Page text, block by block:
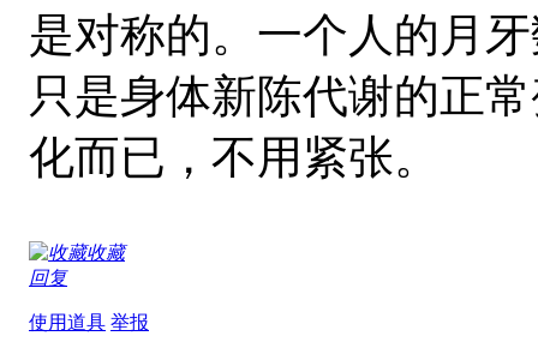
是对称的。一个人的月
只是身体新陈代谢的正
化而已，不用紧张。
收藏
回复
使用道具 举报